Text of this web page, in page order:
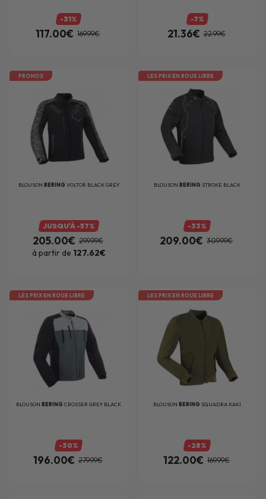
-31%
117.00€ 169.99€
-7%
21.36€ 22.99€
PROMOS
BLOUSON BERING VOLTOR BLACK GREY
JUSQU'À -57%
205.00€ 299.99€
à partir de 127.62€
LES PRIX EN ROUE LIBRE
BLOUSONBERING STROKE BLACK
-33%
209.00€ 309.99€
LES PRIX EN ROUE LIBRE
BLOUSONBERINGCROSSER GREY BLACK
-30%
196.00€ 279.99€
LES PRIX EN ROUE LIBRE
BLOUSONBERING SQUADRA KAKI
-28%
122.00€ 169.99€